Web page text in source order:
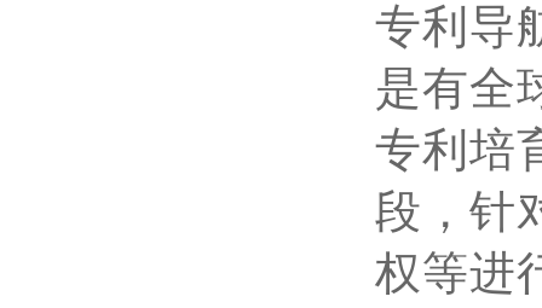
专利导
是有全
专利培
段，针
权等进